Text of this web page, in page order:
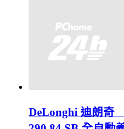
DeLonghi 迪朗奇